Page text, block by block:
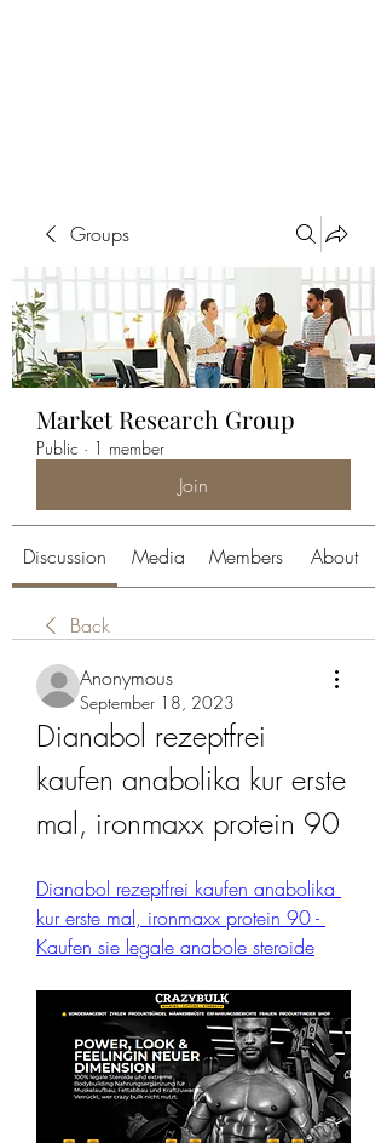
Groups
Market Research Group
Public · 1 member
Join
Discussion Media Members About
Back
Anonymous
September 18, 2023
Dianabol rezeptfrei
kaufen anabolika kur erste
mal, ironmaxx protein 90
Dianabol rezeptfrei kaufen anabolika
kur erste mal, ironmaxx protein 90 -
Kaufen sie legale anabole steroide